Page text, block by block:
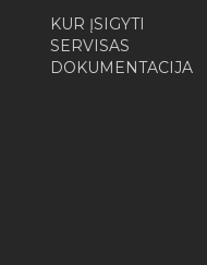
KUR ĮSIGYTI
SERVISAS
DOKUMENTACIJA